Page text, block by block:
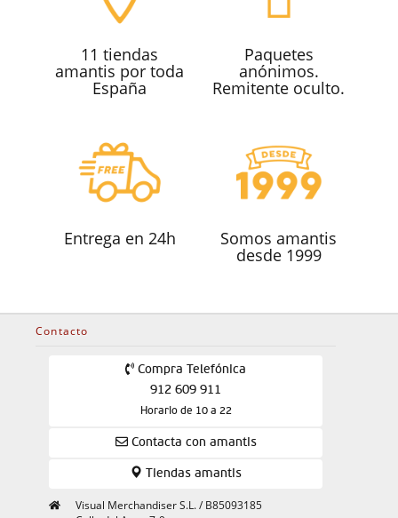
11 tiendas
amantis por toda
España
Paquetes
anónimos.
Remitente oculto.
Entrega en 24h Somos amantis
desde 1999
Contacto
Compra Telefónica
912 609 911
Horario de 10 a 22
Contacta con amantis
Tiendas amantis
Visual Merchandiser S.L. / B85093185